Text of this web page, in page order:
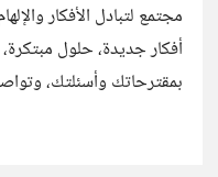
مجتمع لتبادل الأفكار
أفكار جديدة، حلول
بمقترحاتك وأسئلتك،